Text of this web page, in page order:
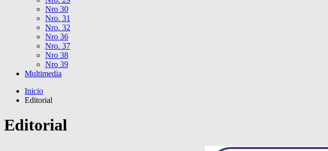
Nro 30
Nro. 31
Nro. 32
Nro 36
Nro. 37
Nro 38
Nro 39
Multimedia
Inicio
Editorial
Editorial